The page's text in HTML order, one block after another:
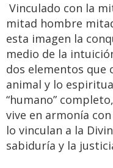
Vinculado con la
mitad hombre
esta imagen la
medio de la
dos elementos que
animal y lo
“humano”
vive en armonía
lo vinculan a la
sabiduría y la